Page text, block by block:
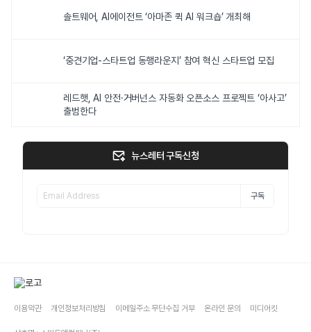
솔트웨어, AI에이전트 ‘아마존 퀵 AI 워크숍’ 개최해
‘중견기업-스타트업 동행라운지’ 참여 혁신 스타트업 모집
레드햇, AI 안전·거버넌스 자동화 오픈소스 프로젝트 ‘아사고’
출범한다
뉴스레터 구독신청
구독
이용약관 개인정보처리방침 이메일주소 무단수집 거부 온라인 문의 미디어킷